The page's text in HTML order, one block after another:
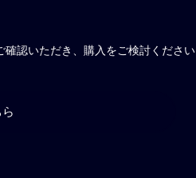
認いただき、購入をご検討ください